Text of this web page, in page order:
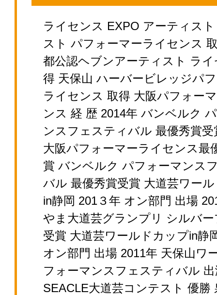
ライセンス EXPO アーティス
スト パフォーマーライセンス
都公認ヘブンアーティスト ラ
得 天保山 ハーバービレッジパ
ライセンス 取得 大阪パフォー
ンス 経 歴 2014年 バンベルク
ンスフェスティバル 最優秀賞受
大阪パフォーマーライセンス最
賞 バンベルク パフォーマンス
バル 最優秀賞受賞 大道芸ワー
in静岡 201３年 オン部門 出場
やま大道芸グランプリ シルバ
受賞 大道芸ワールドカップin静
オン部門 出場 2011年 天保山ワ
フォーマンスフェスティバル
SEACLE大道芸コンテスト 優勝